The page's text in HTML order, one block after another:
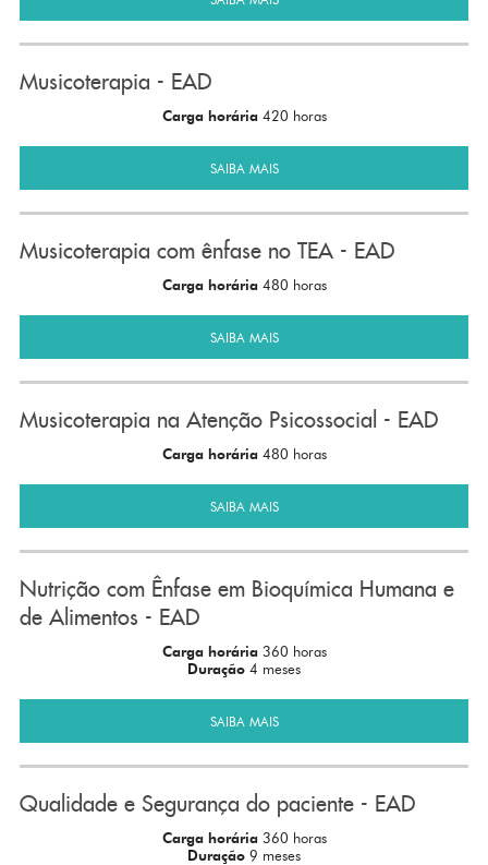
Musicoterapia - EAD
Carga horária 420 horas
SAIBA MAIS
Musicoterapia com ênfase no TEA - EAD
Carga horária 480 horas
SAIBA MAIS
Musicoterapia na Atenção Psicossocial - EAD
Carga horária 480 horas
SAIBA MAIS
Nutrição com Ênfase em Bioquímica Humana e
de Alimentos - EAD
Carga horária 360 horas
Duração 4 meses
SAIBA MAIS
Qualidade e Segurança do paciente - EAD
Carga horária 360 horas
Duração 9 meses